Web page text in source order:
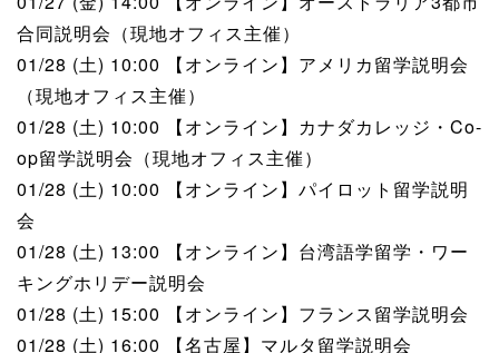
合同説明会（現地オフィス主催）
01/28 (土) 10:00 【オンライン】アメリカ留学説明会
（現地オフィス主催）
01/28 (土) 10:00 【オンライン】カナダカレッジ・Co-
op留学説明会（現地オフィス主催）
01/28 (土) 10:00 【オンライン】パイロット留学説明
会
01/28 (土) 13:00 【オンライン】台湾語学留学・ワー
キングホリデー説明会
01/28 (土) 15:00 【オンライン】フランス留学説明会
01/28 (土) 16:00 【名古屋】マルタ留学説明会